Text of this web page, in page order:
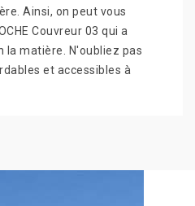
Ainsi, on peut vous
Couvreur 03 qui a
la matière. N'oubliez pas
et accessibles à